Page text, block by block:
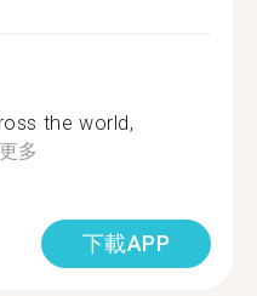
the world,
多
下載APP